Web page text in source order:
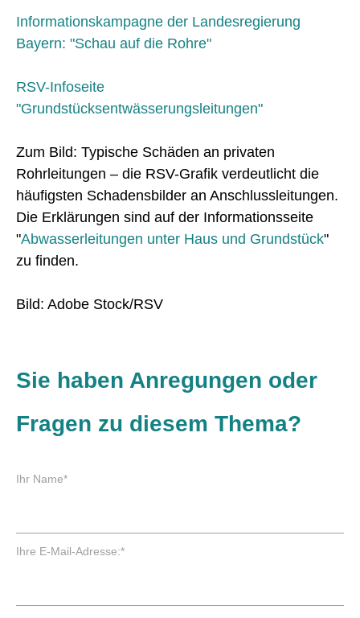
Informationskampagne der Landesregierung
Bayern: "Schau auf die Rohre"
RSV-Infoseite
"Grundstücksentwässerungsleitungen"
Zum Bild: Typische Schäden an privaten
Rohrleitungen – die RSV-Grafik verdeutlicht die
häufigsten Schadensbilder an Anschlussleitungen.
Die Erklärungen sind auf der Informationsseite
"Abwasserleitungen unter Haus und Grundstück"
zu finden.
Bild: Adobe Stock/RSV
Sie haben Anregungen oder
Fragen zu diesem Thema?
P
h
e
Ihr Name*
P
Ihre E-Mail-Adresse:*